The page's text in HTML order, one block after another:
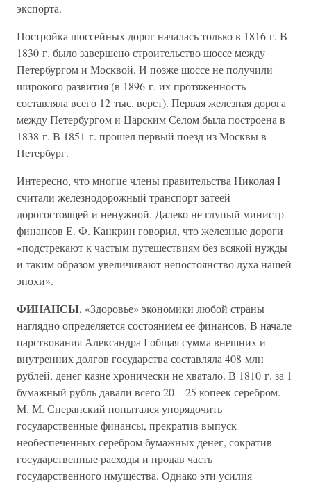
экспорта.
Постройка шоссейных дорог началась только в 1816 г. В
1830 г. было завершено строительство шоссе между
Петербургом и Москвой. И позже шоссе не получили
широкого развития (в 1896 г. их протяженность
составляла всего 12 тыс. верст). Первая железная дорога
между Петербургом и Царским Селом была построена в
1838 г. В 1851 г. прошел первый поезд из Москвы в
Петербург.
Интересно, что многие члены правительства Николая I
считали железнодорожный транспорт затеей
дорогостоящей и ненужной. Далеко не глупый министр
финансов Е. Ф. Канкрин говорил, что железные дороги
«подстрекают к частым путешествиям без всякой нужды
и таким образом увеличивают непостоянство духа нашей
эпохи».
ФИНАНСЫ. «Здоровье» экономики любой страны
наглядно определяется состоянием ее финансов. В начале
царствования Александра I общая сумма внешних и
внутренних долгов государства составляла 408 млн
рублей, денег казне хронически не хватало. В 1810 г. за 1
бумажный рубль давали всего 20 – 25 копеек серебром.
М. М. Сперанский попытался упорядочить
государственные финансы, прекратив выпуск
необеспеченных серебром бумажных денег, сократив
государственные расходы и продав часть
государственного имущества. Однако эти усилия